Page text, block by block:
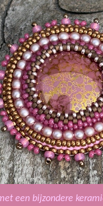
een bijzondere